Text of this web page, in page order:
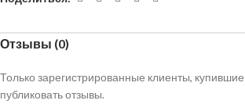
Отзывы (0)
Только зарегистрированные клиенты,
публиковать отзывы.